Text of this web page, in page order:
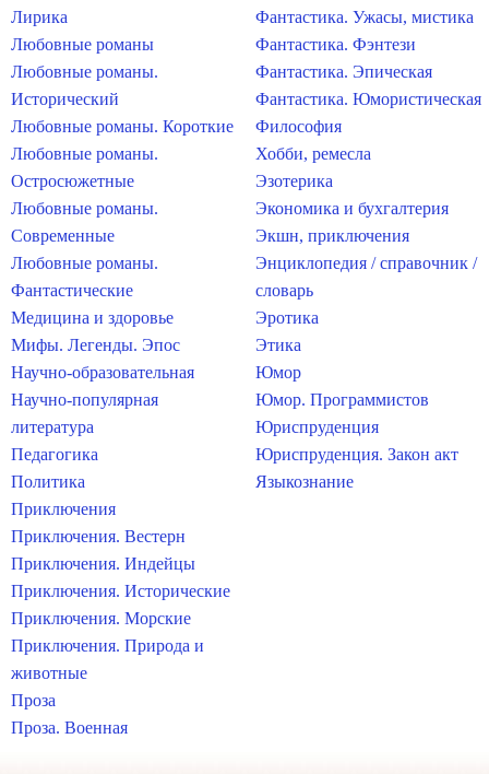
Лирика
Любовные романы
Любовные романы.
Исторический
Любовные романы. Короткие
Любовные романы.
Остросюжетные
Любовные романы.
Современные
Любовные романы.
Фантастические
Медицина и здоровье
Мифы. Легенды. Эпос
Научно-образовательная
Научно-популярная
литература
Педагогика
Политика
Приключения
Приключения. Вестерн
Приключения. Индейцы
Приключения. Исторические
Приключения. Морские
Приключения. Природа и
животные
Проза
Проза. Военная
Фантастика. Ужасы, мистика
Фантастика. Фэнтези
Фантастика. Эпическая
Фантастика. Юмористическая
Философия
Хобби, ремесла
Эзотерика
Экономика и бухгалтерия
Экшн, приключения
Энциклопедия / справочник /
словарь
Эротика
Этика
Юмор
Юмор. Программистов
Юриспруденция
Юриспруденция. Закон акт
Языкознание